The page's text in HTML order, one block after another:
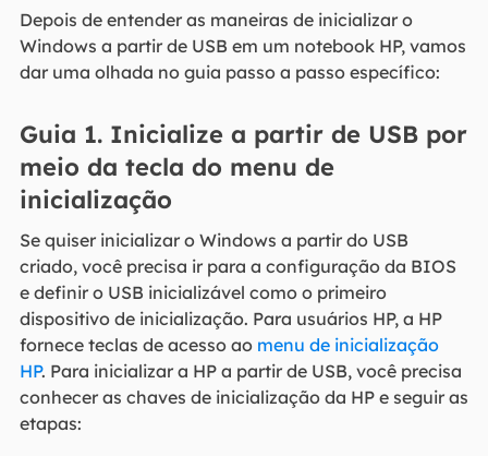
Depois de entender as maneiras de inicializar o
Windows a partir de USB em um notebook HP, vamos
dar uma olhada no guia passo a passo específico:
Guia 1. Inicialize a partir de USB por
meio da tecla do menu de
inicialização
Se quiser inicializar o Windows a partir do USB
criado, você precisa ir para a configuração da BIOS
e definir o USB inicializável como o primeiro
dispositivo de inicialização. Para usuários HP, a HP
fornece teclas de acesso ao menu de inicialização
HP. Para inicializar a HP a partir de USB, você precisa
conhecer as chaves de inicialização da HP e seguir as
etapas: